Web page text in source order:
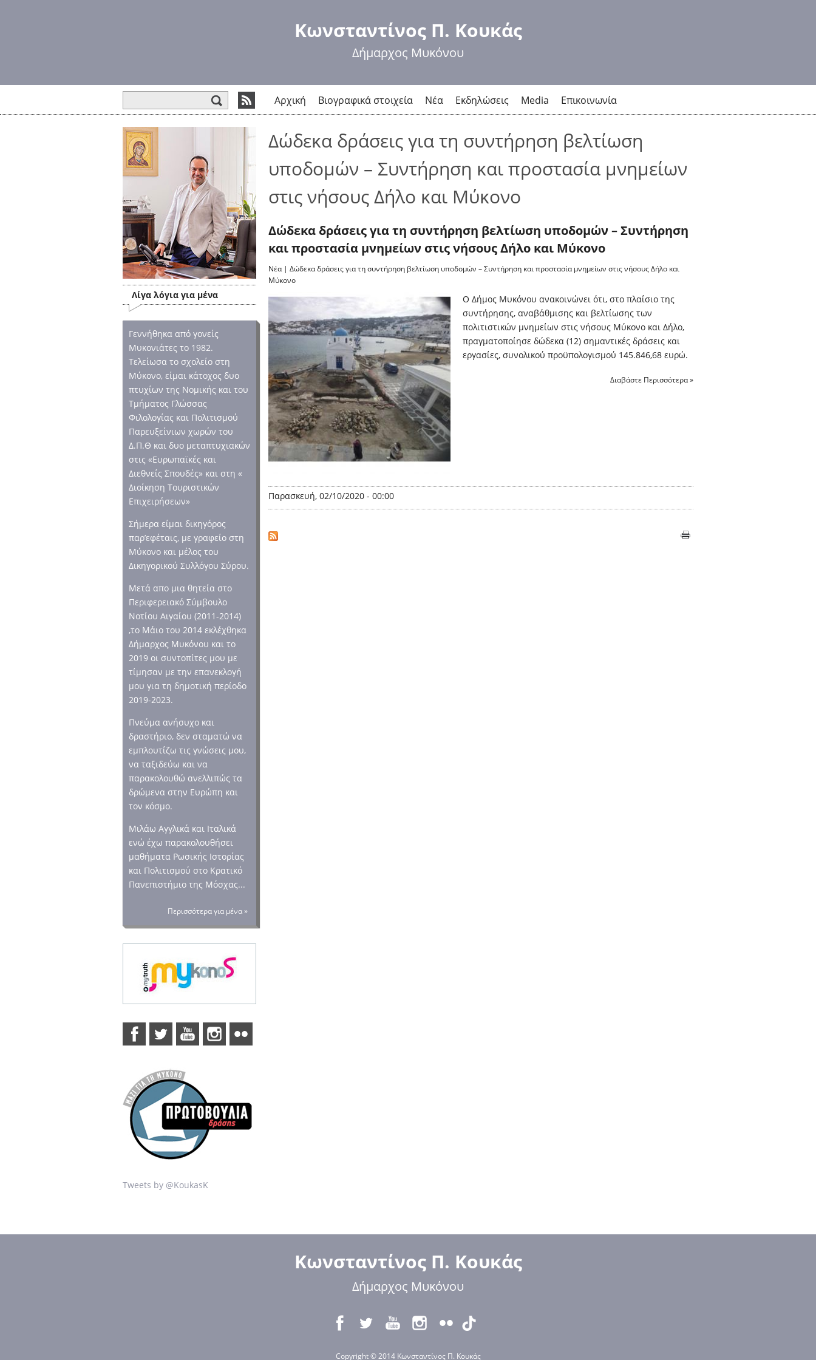
προς το
κυρίως
περιεχόμενο
Κωνσταντίνος Π. Κουκάς
Δήμαρχος Μυκόνου
Αρχική Βιογραφικά στοιχεία Νέα Εκδηλώσεις Media Επικοινωνία
Λίγα λόγια για μένα
Γεννήθηκα από γονείς
Μυκονιάτες το 1982.
Τελείωσα το σχολείο στη
Μύκονο, είμαι κάτοχος δυο
πτυχίων της Νομικής και του
Τμήματος Γλώσσας
Φιλολογίας και Πολιτισμού
Παρευξείνιων χωρών του
Δ.Π.Θ και δυο μεταπτυχιακών
στις «Ευρωπαϊκές και
Διεθνείς Σπουδές» και στη «
Διοίκηση Τουριστικών
Επιχειρήσεων»
Σήμερα είμαι δικηγόρος
παρ’εφέταις, με γραφείο στη
Μύκονο και μέλος του
Δικηγορικού Συλλόγου Σύρου.
Μετά απο μια θητεία στο
Περιφερειακό Σύμβουλο
Νοτίου Αιγαίου (2011-2014)
,το Μάιο του 2014 εκλέχθηκα
Δήμαρχος Μυκόνου και το
2019 οι συντοπίτες μου με
τίμησαν με την επανεκλογή
μου για τη δημοτική περίοδο
2019-2023.
Πνεύμα ανήσυχο και
δραστήριο, δεν σταματώ να
εμπλουτίζω τις γνώσεις μου,
να ταξιδεύω και να
παρακολουθώ ανελλιπώς τα
δρώμενα στην Ευρώπη και
τον κόσμο.
Μιλάω Αγγλικά και Ιταλικά
ενώ έχω παρακολουθήσει
μαθήματα Ρωσικής Ιστορίας
και Πολιτισμού στο Κρατικό
Πανεπιστήμιο της Μόσχας...
Περισσότερα για μένα »
Tweets by @KoukasK
Δώδεκα δράσεις για τη συντήρηση βελτίωση
υποδομών – Συντήρηση και προστασία μνημείων
στις νήσους Δήλο και Μύκονο
Δώδεκα δράσεις για τη συντήρηση βελτίωση υποδομών – Συντήρηση
και προστασία μνημείων στις νήσους Δήλο και Μύκονο
Νέα| Δώδεκα δράσεις για τη συντήρηση βελτίωση υποδομών – Συντήρηση και προστασία μνημείων στις νήσους Δήλο και
Μύκονο
Ο Δήμος Μυκόνου ανακοινώνει ότι, στο πλαίσιο της
συντήρησης, αναβάθμισης και βελτίωσης των
πολιτιστικών μνημείων στις νήσους Μύκονο και Δήλο,
πραγματοποίησε δώδεκα (12) σημαντικές δράσεις και
εργασίες, συνολικού προϋπολογισμού 145.846,68 ευρώ.
Διαβάστε Περισσότερα »
Παρασκευή, 02/10/2020 - 00:00
Κωνσταντίνος Π. Κουκάς
Δήμαρχος Μυκόνου
Copyright © 2014 Κωνσταντίνος Π. Κουκάς